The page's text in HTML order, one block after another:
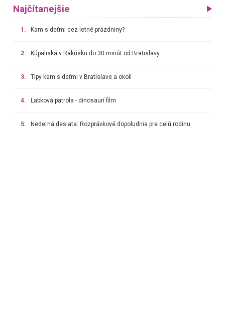
Najčítanejšie
1. Kam s deťmi cez letné prázdniny?
2. Kúpaliská v Rakúsku do 30 minút od Bratislavy
3. Tipy kam s deťmi v Bratislave a okolí
4. Labková patrola - dinosaurí film
5. Nedeľná desiata: Rozprávkové dopoludnia pre celú rodinu